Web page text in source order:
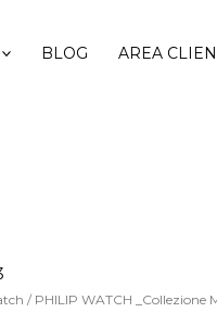
BLOG AREA
/ PHILIP WATCH _Collezione
Il